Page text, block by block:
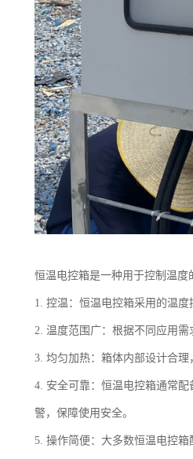
恒温电控箱是一种用于控制温度
1. 控温：恒温电控箱采用的温
2. 温度范围广：根据不同应用
3. 均匀加热：箱体内部设计合
4. 安全可靠：恒温电控箱通常
警，保障使用安全。
5. 操作简便：大多数恒温电控